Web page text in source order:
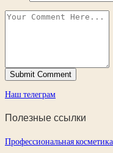
Наш телеграм
Полезные ссылки
Профессиональная